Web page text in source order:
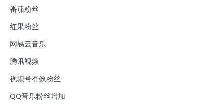
番茄粉丝
红果粉丝
网易云音乐
腾讯视频
视频号有效粉丝
QQ音乐粉丝增加